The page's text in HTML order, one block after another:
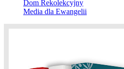
Dom Rekolekcyjny
Media dla Ewangelii